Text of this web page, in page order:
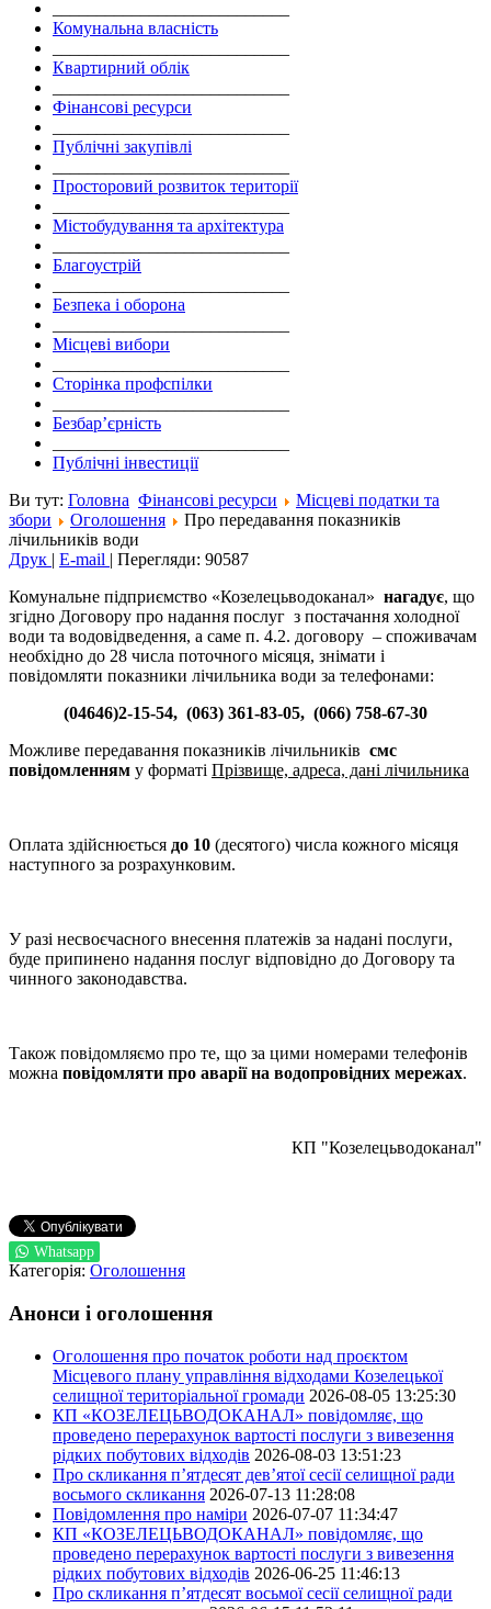
Комунальна власність
Квартирний облік
Фінансові ресурси
Публічні закупівлі
Просторовий розвиток території
Містобудування та архітектура
Благоустрій
Безпека і оборона
Місцеві вибори
Сторінка профспілки
Безбар’єрність
Публічні інвестиції
Ви тут: Головна Фінансові ресурси
Місцеві податки та
збори
Оголошення
Про передавання показників
лічильників води
Друк | E-mail | Перегляди: 90587
Комунальне підприємство «Козелецьводоканал» нагадує, що
згідно Договору про надання послуг з постачання холодної
води та водовідведення, а саме п. 4.2. договору – споживачам
необхідно до 28 числа поточного місяця, знімати і
повідомляти показники лічильника води за телефонами:
(04646)2-15-54, (063) 361-83-05, (066) 758-67-30
Можливе передавання показників лічильників смс
повідомленням у форматі Прізвище, адреса, дані лічильника
Оплата здійснюється до 10 (десятого) числа кожного місяця
наступного за розрахунковим.
У разі несвоєчасного внесення платежів за надані послуги,
буде припинено надання послуг відповідно до Договору та
чинного законодавства.
Також повідомляємо про те, що за цими номерами телефонів
можна повідомляти про аварії на водопровідних мережах.
КП "Козелецьводоканал"
Whatsapp
Категорія: Оголошення
Анонси і оголошення
Оголошення про початок роботи над проєктом
Місцевого плану управління відходами Козелецької
селищної територіальної громади 2026-08-05 13:25:30
КП «КОЗЕЛЕЦЬВОДОКАНАЛ» повідомляє, що
проведено перерахунок вартості послуги з вивезення
рідких побутових відходів 2026-08-03 13:51:23
Про скликання п’ятдесят дев’ятої сесії селищної ради
восьмого скликання 2026-07-13 11:28:08
Повідомлення про наміри 2026-07-07 11:34:47
КП «КОЗЕЛЕЦЬВОДОКАНАЛ» повідомляє, що
проведено перерахунок вартості послуги з вивезення
рідких побутових відходів 2026-06-25 11:46:13
Про скликання п’ятдесят восьмої сесії селищної ради